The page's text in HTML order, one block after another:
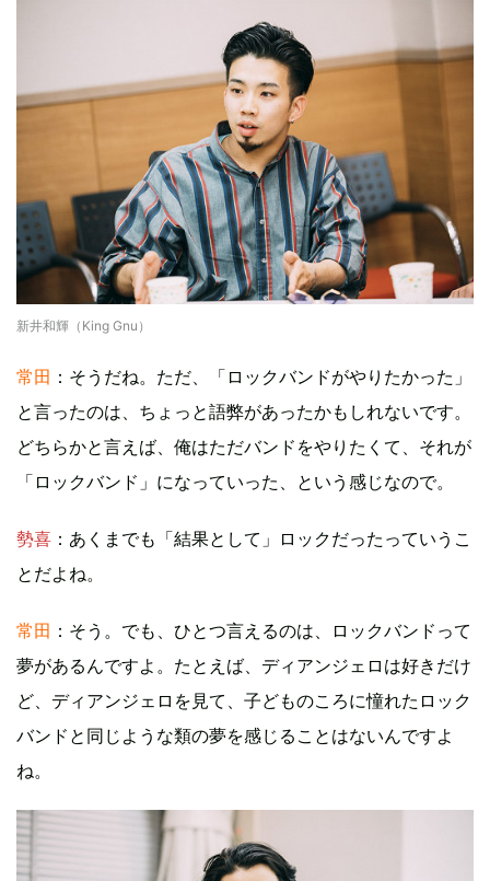
新井和輝（King Gnu）
常田 ：そうだね。ただ、「ロックバンドがやりたかった」
と言ったのは、ちょっと語弊があったかもしれないです。
どちらかと言えば、俺はただバンドをやりたくて、それが
「ロックバンド」になっていった、という感じなので。
勢喜 ：あくまでも「結果として」ロックだったっていうこ
とだよね。
常田 ：そう。でも、ひとつ言えるのは、ロックバンドって
夢があるんですよ。たとえば、ディアンジェロは好きだけ
ど、ディアンジェロを見て、子どものころに憧れたロック
バンドと同じような類の夢を感じることはないんですよ
ね。